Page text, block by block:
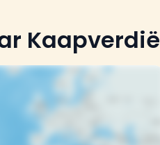
Kaapverdië